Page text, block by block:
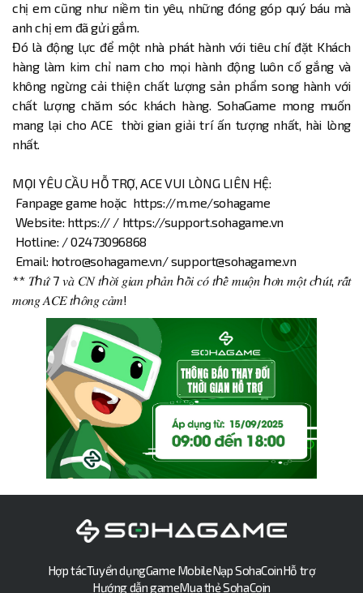
chị em cũng như niềm tin yêu, những đóng góp quý báu mà
anh chị em đã gửi gắm.
Đó là động lực để một nhà phát hành với tiêu chí đặt Khách
hàng làm kim chỉ nam cho mọi hành động luôn cố gắng và
không ngừng cải thiện chất lượng sản phẩm song hành với
chất lượng chăm sóc khách hàng. SohaGame mong muốn
mang lại cho ACE thời gian giải trí ấn tượng nhất, hài lòng
nhất.
MỌI YÊU CẦU HỖ TRỢ, ACE VUI LÒNG LIÊN HỆ:
Fanpage game hoặc https://m.me/sohagame
Website: https:// / https://support.sohagame.vn
Hotline: / 02473096868
Email: hotro@sohagame.vn/ support@sohagame.vn
** 𝑇ℎ𝑢̛́ 7 𝑣𝑎̀ 𝐶𝑁 𝑡ℎ𝑜̛̀𝑖 𝑔𝑖𝑎𝑛 𝑝ℎ𝑎̉𝑛 ℎ𝑜̂̀𝑖 𝑐𝑜́ 𝑡ℎ𝑒̂̉ 𝑚𝑢𝑜̣̂𝑛 ℎ𝑜̛𝑛 𝑚𝑜̣̂𝑡 𝑐ℎ𝑢́𝑡, 𝑟𝑎̂́𝑡
𝑚𝑜𝑛𝑔 𝐴𝐶𝐸 𝑡ℎ𝑜̂𝑛𝑔 𝑐𝑎̉𝑚!
Hợp tácTuyển dụngGame MobileNạp SohaCoinHỗ trợ
Hướng dẫn gameMua thẻ SohaCoin